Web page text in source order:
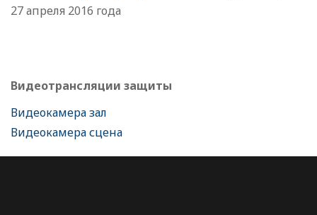
27 апреля 2016 года
Видеотрансляции защиты
Видеокамера зал
Видеокамера сцена